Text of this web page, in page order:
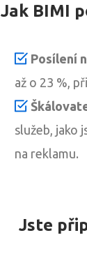
Jak BIMI
Posílení
až o 23 %,
služeb, jako
na reklamu.
Jste